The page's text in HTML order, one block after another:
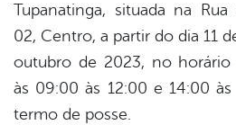
Tupanatinga, situada na
02, Centro, a partir do dia 11
outubro de 2023, no
às 09:00 às 12:00 e 14:00
termo de posse.